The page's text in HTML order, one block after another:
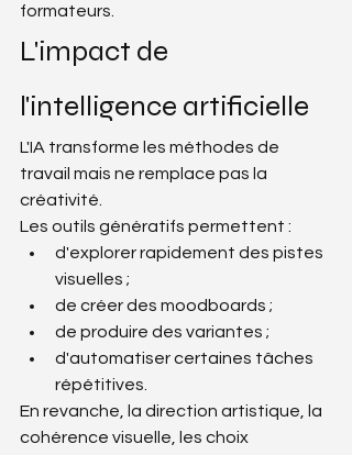
formateurs.
L'impact de
l'intelligence artificielle
L'IA transforme les méthodes de
travail mais ne remplace pas la
créativité.
Les outils génératifs permettent :
d'explorer rapidement des pistes
visuelles ;
de créer des moodboards ;
de produire des variantes ;
d'automatiser certaines tâches
répétitives.
En revanche, la direction artistique, la
cohérence visuelle, les choix